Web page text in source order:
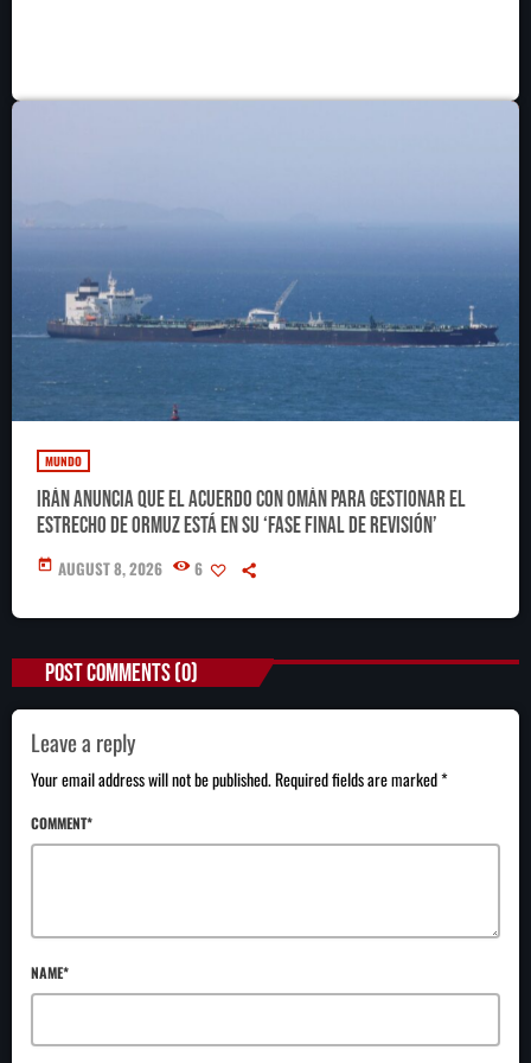
medallas, 167 de oro
MUNDO
Irán anuncia que el acuerdo con Omán para gestionar el
estrecho de Ormuz está en su ‘fase final de revisión’
today AUGUST 8, 2026 6
POST COMMENTS (0)
Leave a reply
Your email address will not be published. Required fields are marked *
COMMENT*
NAME*